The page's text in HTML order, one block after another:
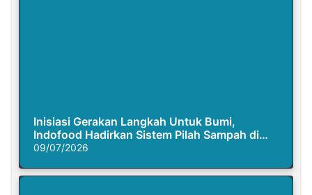
Inisiasi Gerakan Langkah Untuk Bumi,
Indofood Hadirkan Sistem Pilah Sampah di
Semasa Piknik
09/07/2026